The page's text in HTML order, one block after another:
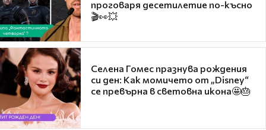
проговаря десетилетие по-късно
🎬👀💥
Селена Гомес празнува рождения
си ден: Как момичето от „Disney“
се превърна в световна икона🤩🎂